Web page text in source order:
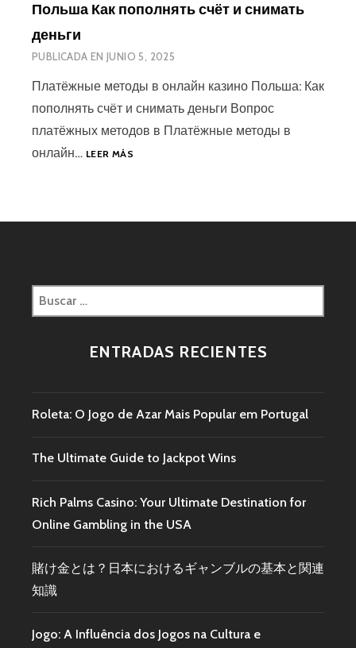
Польша Как пополнять счёт и снимать
деньги
PUBLICADA ENJUNIO 5, 2025
Платёжные методы в онлайн казино Польша: Как
пополнять счёт и снимать деньги Вопрос
платёжных методов в Платёжные методы в
онлайн… LEER MÁS
ENTRADAS RECIENTES
Roleta: O Jogo de Azar Mais Popular em Portugal
The Ultimate Guide to Jackpot Wins
Rich Palms Casino: Your Ultimate Destination for
Online Gambling in the USA
賭け金とは？日本におけるギャンブルの基本と関連
知識
Jogo: A Influência dos Jogos na Cultura e